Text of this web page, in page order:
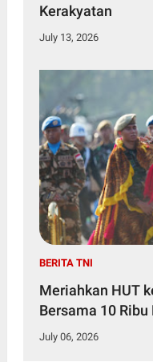
Kerakyatan
July 13, 2026
BERITA TNI
Meriahkan HUT
Bersama 10 Ribu
July 06, 2026